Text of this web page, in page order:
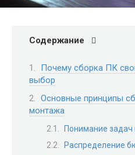
Содержание
Почему сборка ПК
выбор
Основные принципы
монтажа
Понимание задач
Распределение